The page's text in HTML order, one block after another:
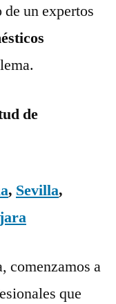
un expertos
de
, Sevilla,
comenzamos a
que